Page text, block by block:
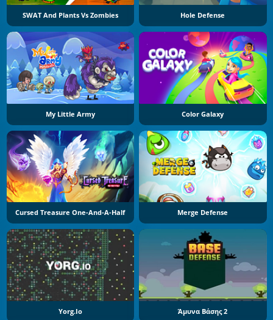
SWAT And Plants Vs Zombies Hole Defense
My Little Army Color Galaxy
Cursed Treasure One-And-A-Half Merge Defense
Yorg.io Άμυνα Βάσης 2